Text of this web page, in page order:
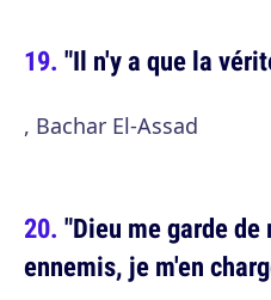
"Il n'y a que la
, Bachar El-Assad
"Dieu me garde
ennemis, je m'en